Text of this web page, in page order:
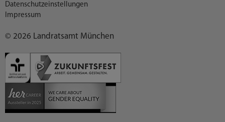
© 2026 Landratsamt München
Datenschutzeinstellungen
Impressum